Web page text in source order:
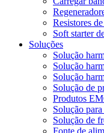
Resistores
Soft starter
Soluções
Solução
Solução
Solução
Solução de
Produtos
Solução
Solução de